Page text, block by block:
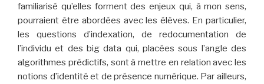
familiarisé qu’elles forment des enjeux qui, à mon sens,
pourraient être abordées avec les élèves. En particulier,
les questions d’indexation, de redocumentation de
l’individu et des big data qui, placées sous l’angle des
algorithmes prédictifs, sont à mettre en relation avec les
notions d’identité et de présence numérique. Par ailleurs,